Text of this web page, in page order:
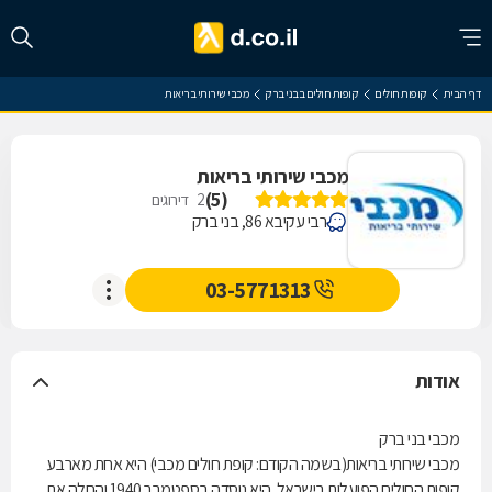
דף הבית קופות חולים קופות חולים בבני ברק מכבי שירותי בריאות
מכבי שירותי בריאות
(
5
)
2 דירוגים
רבי עקיבא 86, בני ברק
03-5771313
אודות
מכבי בני ברק
מכבי שירותי בריאות(בשמה הקודם: קופת חולים מכבי) היא אחת מארבע